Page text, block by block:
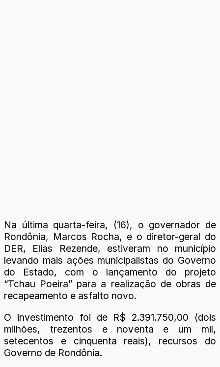
Na última quarta-feira, (16), o governador de
Rondônia, Marcos Rocha, e o diretor-geral do
DER, Elias Rezende, estiveram no município
levando mais ações municipalistas do Governo
do Estado, com o lançamento do projeto
“Tchau Poeira” para a realização de obras de
recapeamento e asfalto novo.
O investimento foi de R$ 2.391.750,00 (dois
milhões, trezentos e noventa e um mil,
setecentos e cinquenta reais), recursos do
Governo de Rondônia.